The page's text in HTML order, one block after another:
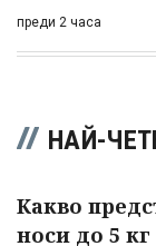
преди 2 часа
НАЙ-
Какво
носи до 5